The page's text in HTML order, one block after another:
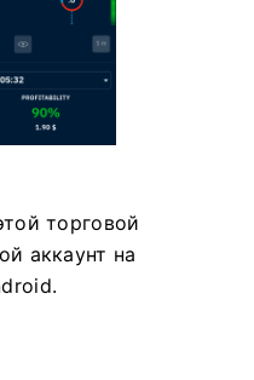
торговой
аккаунт на